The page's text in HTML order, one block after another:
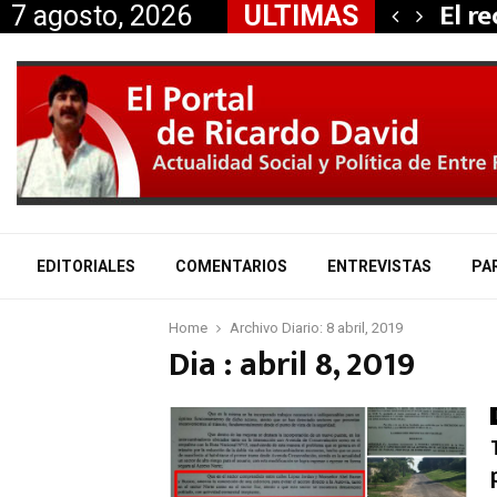
7 agosto, 2026 ULTIMAS El
EDITORIALES COMENTARIOS ENTREVISTAS
Home Archivo Diario: 8 abril, 2019
Dia : abril 8, 2019